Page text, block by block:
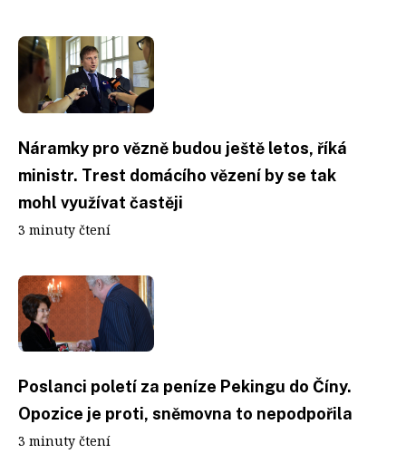
Náramky pro vězně budou ještě letos, říká
ministr. Trest domácího vězení by se tak
mohl využívat častěji
3 minuty čtení
Poslanci poletí za peníze Pekingu do Číny.
Opozice je proti, sněmovna to nepodpořila
3 minuty čtení